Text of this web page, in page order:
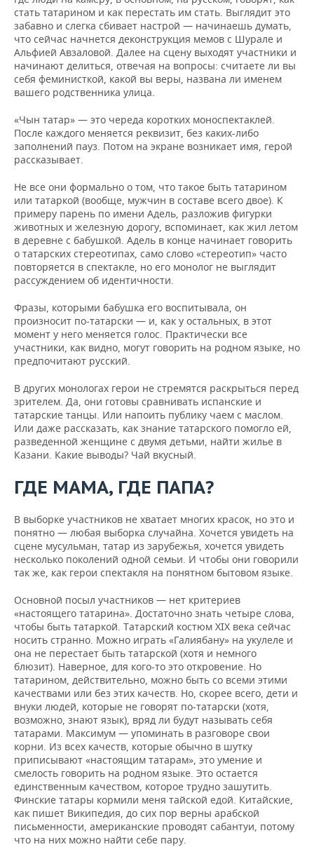
ХОККЕЙ С МЯЧОМ
ПРОИСШЕСТВИЯ
стать татарином и как перестать им стать. Выглядит это
забавно и слегка сбивает настрой — начинаешь думать,
что сейчас начнется деконструкция мемов с Шурале и
Альфией Авзаловой. Далее на сцену выходят участники и
начинают делиться, отвечая на вопросы: считаете ли вы
себя феминисткой, какой вы веры, названа ли именем
вашего родственника улица.
«Чын татар» — это череда коротких моноспектаклей.
После каждого меняется реквизит, без каких-либо
заполнений пауз. Потом на экране возникает имя, герой
рассказывает.
Не все они формально о том, что такое быть татарином
или татаркой (вообще, мужчин в составе всего двое). К
примеру парень по имени Адель, разложив фигурки
животных и железную дорогу, вспоминает, как жил летом
в деревне с бабушкой. Адель в конце начинает говорить
о татарских стереотипах, само слово «стереотип» часто
повторяется в спектакле, но его монолог не выглядит
рассуждением об идентичности.
Фразы, которыми бабушка его воспитывала, он
произносит по-татарски — и, как у остальных, в этот
момент у него меняется голос. Практически все
участники, как видно, могут говорить на родном языке, но
предпочитают русский.
В других монологах герои не стремятся раскрыться перед
зрителем. Да, они готовы сравнивать испанские и
татарские танцы. Или напоить публику чаем с маслом.
Или даже рассказать, как знание татарского помогло ей,
разведенной женщине с двумя детьми, найти жилье в
Казани. Какие выводы? Чай вкусный.
ГДЕ МАМА, ГДЕ ПАПА?
В выборке участников не хватает многих красок, но это и
понятно — любая выборка случайна. Хочется увидеть на
сцене мусульман, татар из зарубежья, хочется увидеть
несколько поколений одной семьи. И чтобы они говорили
так же, как герои спектакля на понятном бытовом языке.
Основной посыл участников — нет критериев
«настоящего татарина». Достаточно знать четыре слова,
чтобы быть татаркой. Татарский костюм XIX века сейчас
носить странно. Можно играть «Галиябану» на укулеле и
она не перестает быть татарской (хотя и немного
блюзит). Наверное, для кого-то это откровение. Но
татарином, действительно, можно быть со всеми этими
качествами или без этих качеств. Но, скорее всего, дети и
внуки людей, которые не говорят по-татарски (хотя,
возможно, знают язык), вряд ли будут называть себя
татарами. Максимум — упоминать в разговоре свои
корни. Из всех качеств, которые обычно в шутку
приписывают «настоящим татарам», это умение и
смелость говорить на родном языке. Это остается
единственным качеством, которое трудно зашутить.
Финские татары кормили меня тайской едой. Китайские,
как пишет Википедия, до сих пор верны арабской
письменности, американские проводят сабантуи, потому
что на них можно найти себе пару.